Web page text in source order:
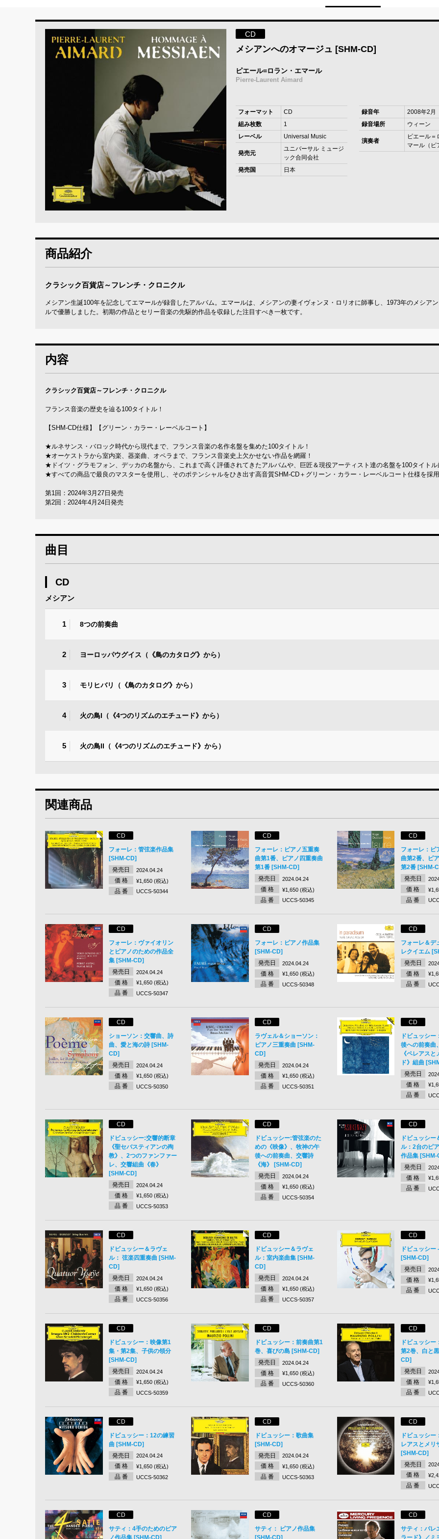
CD
メシアンへのオマージュ [SHM-CD]
ピエール=ロラン・エマール
Pierre-Laurent Aimard
フォーマット
CD
組み枚数
1
レーベル
Universal Music
発売元
ユニバーサル ミュージ
ック合同会社
発売国
日本
録音年
2008年2月
録音場所
ウィーン
演奏者
ピエール＝
マール（ピ
商品紹介
クラシック百貨店～フレンチ・クロニクル
メシアン生誕100年を記念してエマールが録音したアルバム。エマールは、メシアンの妻イヴォンヌ・ロリオに師事し、1973年のメシア
ルで優勝しました。初期の作品とセリー音楽の先駆的作品を収録した注目すべき一枚です。
内容
クラシック百貨店～フレンチ・クロニクル
フランス音楽の歴史を辿る100タイトル！
【SHM-CD仕様】【グリーン・カラー・レーベルコート】
★ルネサンス・バロック時代から現代まで、フランス音楽の名作名盤を集めた100タイトル！
★オーケストラから室内楽、器楽曲、オペラまで、フランス音楽史上欠かせない作品を網羅！
★ドイツ・グラモフォン、デッカの名盤から、これまで高く評価されてきたアルバムや、巨匠＆現役アーティスト達の名盤を100タイトル
★すべての商品で最良のマスターを使用し、そのポテンシャルをひき出す高音質SHM-CD＋グリーン・カラー・レーベルコート仕様を採用
第1回：2024年3月27日発売
第2回：2024年4月24日発売
曲目
CD
メシアン
1 8つの前奏曲
2 ヨーロッパウグイス（《鳥のカタログ》から）
3 モリヒバリ（《鳥のカタログ》から）
4 火の鳥I（《4つのリズムのエチュード》から）
5 火の鳥II（《4つのリズムのエチュード》から）
関連商品
CD
フォーレ：管弦楽作品集
[SHM-CD]
発売日
2024.04.24
価 格 ¥1,650 (税込)
品 番 UCCS-50344
CD
フォーレ：ピアノ五重奏
曲第1番、ピアノ四重奏曲
第1番 [SHM-CD]
発売日
2024.04.24
価 格 ¥1,650 (税込)
品 番 UCCS-50345
CD
フォーレ：ピ
曲第2番、ピ
第2番 [SHM-
発売日
価 格
品 番
CD
フォーレ：ヴァイオリン
とピアノのための作品全
集 [SHM-CD]
発売日
2024.04.24
価 格 ¥1,650 (税込)
品 番 UCCS-50347
CD
フォーレ：ピアノ作品集
[SHM-CD]
発売日
2024.04.24
価 格 ¥1,650 (税込)
品 番 UCCS-50348
CD
フォーレ＆デ
レクイエム
発売日
価 格
品 番
CD
ショーソン：交響曲、詩
曲、愛と海の詩 [SHM-
CD]
発売日
2024.04.24
価 格 ¥1,650 (税込)
品 番 UCCS-50350
CD
ラヴェル＆ショーソン：
ピアノ三重奏曲 [SHM-
CD]
発売日
2024.04.24
価 格 ¥1,650 (税込)
品 番 UCCS-50351
CD
ドビュッシー
後への前奏曲
《ペレアスと
ド》組曲
発売日
価 格
品 番
CD
ドビュッシー:交響的断章
《聖セバスティアンの殉
教》、2つのファンファー
レ、交響組曲《春》
[SHM-CD]
発売日
2024.04.24
価 格 ¥1,650 (税込)
品 番 UCCS-50353
CD
ドビュッシー:管弦楽のた
めの《映像》、牧神の午
後への前奏曲、交響詩
《海》 [SHM-CD]
発売日
2024.04.24
価 格 ¥1,650 (税込)
品 番 UCCS-50354
CD
ドビュッシー
ル：2台のピ
作品集 [SHM-
発売日
価 格
品 番
CD
ドビュッシー＆ラヴェ
ル： 弦楽四重奏曲 [SHM-
CD]
発売日
2024.04.24
価 格 ¥1,650 (税込)
品 番 UCCS-50356
CD
ドビュッシー＆ラヴェ
ル：室内楽曲集 [SHM-
CD]
発売日
2024.04.24
価 格 ¥1,650 (税込)
品 番 UCCS-50357
CD
ドビュッシー
[SHM-CD]
発売日
価 格
品 番
CD
ドビュッシー：映像第1
集・第2集、子供の領分
[SHM-CD]
発売日
2024.04.24
価 格 ¥1,650 (税込)
品 番 UCCS-50359
CD
ドビュッシー：前奏曲第1
巻、喜びの島 [SHM-CD]
発売日
2024.04.24
価 格 ¥1,650 (税込)
品 番 UCCS-50360
CD
ドビュッシー
第2巻、白と
CD]
発売日
価 格
品 番
CD
ドビュッシー：12の練習
曲 [SHM-CD]
発売日
2024.04.24
価 格 ¥1,650 (税込)
品 番 UCCS-50362
CD
ドビュッシー：歌曲集
[SHM-CD]
発売日
2024.04.24
価 格 ¥1,650 (税込)
品 番 UCCS-50363
CD
ドビュッシー
レアスとメリ
[SHM-CD]
発売日
価 格
品 番
CD
サティ：4手のためのピア
ノ作品集 [SHM-CD]
CD
サティ： ピアノ作品集
[SHM-CD]
CD
サティ：バレ
ラード》／ミ